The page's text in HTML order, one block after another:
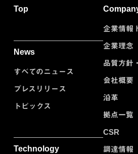
Top
News
すべてのニュース
プレスリリース
トピックス
Technology
企業情報
企業理念
品質方針
会社概要
沿革
拠点一覧
CSR
調達情報